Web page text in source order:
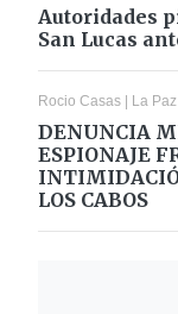
Autoridades
San Lucas
Rocio Casas | La Paz
DENUNCIA
ESPIONAJE
LOS CABOS